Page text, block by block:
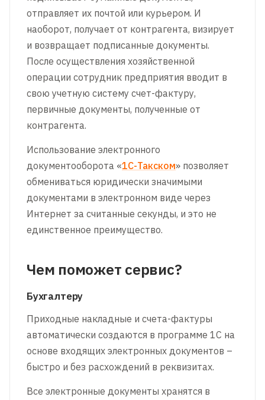
отправляет их почтой или курьером. И
наоборот, получает от контрагента, визирует
и возвращает подписанные документы.
После осуществления хозяйственной
операции сотрудник предприятия вводит в
свою учетную систему счет-фактуру,
первичные документы, полученные от
контрагента.
Использование электронного
документооборота «1С-Такском» позволяет
обмениваться юридически значимыми
документами в электронном виде через
Интернет за считанные секунды, и это не
единственное преимущество.
Чем поможет сервис?
Бухгалтеру
Приходные накладные и счета-фактуры
автоматически создаются в программе 1С на
основе входящих электронных документов –
быстро и без расхождений в реквизитах.
Все электронные документы хранятся в